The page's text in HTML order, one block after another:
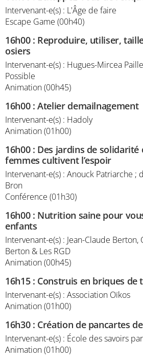
Intervenant-e(s) : L'Âge de faire
Escape Game (00h40)
16h00: Reproduire, utiliser,
osiers
Intervenant-e(s) : Hugues-Mircea
Possible
Animation (00h45)
16h00:Atelier demailnagement
Intervenant-e(s) : Hadoly
Animation (01h00)
16h00: Des jardins de solidarité
femmes cultivent l’espoir
Intervenant-e(s) : Anouck Patriarche ;
Bron
Conférence (01h30)
16h00: Nutrition saine pour
enfants
Intervenant-e(s) : Jean-Claude Berton,
Berton & Les RGD
Animation (00h45)
16h15: Construis en briques de
Intervenant-e(s) : Association Oïkos
Animation (01h00)
16h30: Création de pancartes
Intervenant-e(s) : École des savoirs
Animation (01h00)